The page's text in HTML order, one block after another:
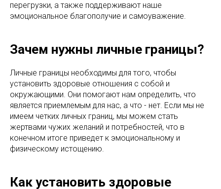
перегрузки, а также поддерживают наше
эмоциональное благополучие и самоуважение.
Зачем нужны личные границы?
Личные границы необходимы для того, чтобы
установить здоровые отношения с собой и
окружающими. Они помогают нам определить, что
является приемлемым для нас, а что - нет. Если мы не
имеем четких личных границ, мы можем стать
жертвами чужих желаний и потребностей, что в
конечном итоге приведет к эмоциональному и
физическому истощению.
Как установить здоровые